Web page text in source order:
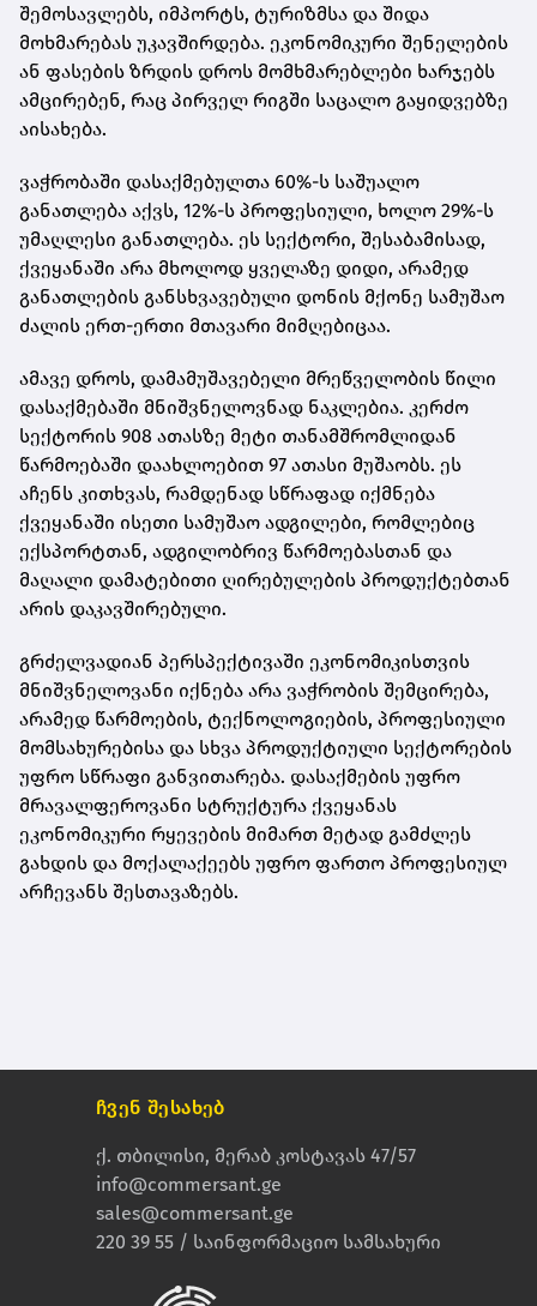
შემოსავლებს, იმპორტს, ტურიზმსა და შიდა
მოხმარებას უკავშირდება. ეკონომიკური შენელების
ან ფასების ზრდის დროს მომხმარებლები ხარჯებს
ამცირებენ, რაც პირველ რიგში საცალო გაყიდვებზე
აისახება.
ვაჭრობაში დასაქმებულთა 60%-ს საშუალო
განათლება აქვს, 12%-ს პროფესიული, ხოლო 29%-ს
უმაღლესი განათლება. ეს სექტორი, შესაბამისად,
ქვეყანაში არა მხოლოდ ყველაზე დიდი, არამედ
განათლების განსხვავებული დონის მქონე სამუშაო
ძალის ერთ-ერთი მთავარი მიმღებიცაა.
ამავე დროს, დამამუშავებელი მრეწველობის წილი
დასაქმებაში მნიშვნელოვნად ნაკლებია. კერძო
სექტორის 908 ათასზე მეტი თანამშრომლიდან
წარმოებაში დაახლოებით 97 ათასი მუშაობს. ეს
აჩენს კითხვას, რამდენად სწრაფად იქმნება
ქვეყანაში ისეთი სამუშაო ადგილები, რომლებიც
ექსპორტთან, ადგილობრივ წარმოებასთან და
მაღალი დამატებითი ღირებულების პროდუქტებთან
არის დაკავშირებული.
გრძელვადიან პერსპექტივაში ეკონომიკისთვის
მნიშვნელოვანი იქნება არა ვაჭრობის შემცირება,
არამედ წარმოების, ტექნოლოგიების, პროფესიული
მომსახურებისა და სხვა პროდუქტიული სექტორების
უფრო სწრაფი განვითარება. დასაქმების უფრო
მრავალფეროვანი სტრუქტურა ქვეყანას
ეკონომიკური რყევების მიმართ მეტად გამძლეს
გახდის და მოქალაქეებს უფრო ფართო პროფესიულ
არჩევანს შესთავაზებს.
ჩვენ შესახებ
ქ. თბილისი, მერაბ კოსტავას 47/57
info@commersant.ge
sales@commersant.ge
220 39 55 / საინფორმაციო სამსახური